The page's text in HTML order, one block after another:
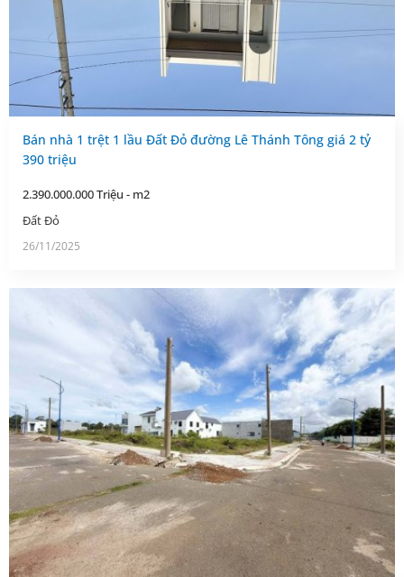
Bán nhà 1 trệt 1 lầu Đất Đỏ đường Lê Thánh Tông giá 2 tỷ
390 triệu
2.390.000.000 Triệu - m2
Đất Đỏ
26/11/2025